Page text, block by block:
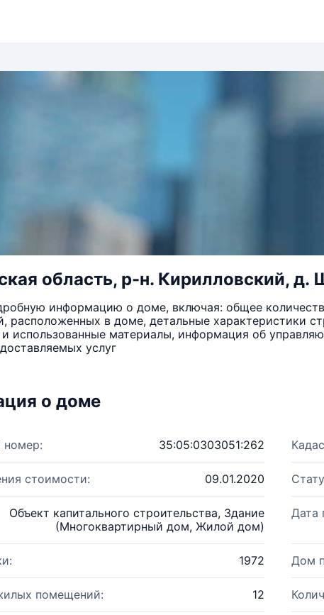
область, р-н. Кирилловский, д.
информацию о доме, включая: общее
расположенных в доме, детальные характеристики
использованные материалы, информация об
услуг
о доме
номер: 35:05:0303051:262
стоимости: 09.01.2020
Объект капитального строительства, Здание
(Многоквартирный дом, Жилой дом)
Дата
1972 Дом
помещений: 12